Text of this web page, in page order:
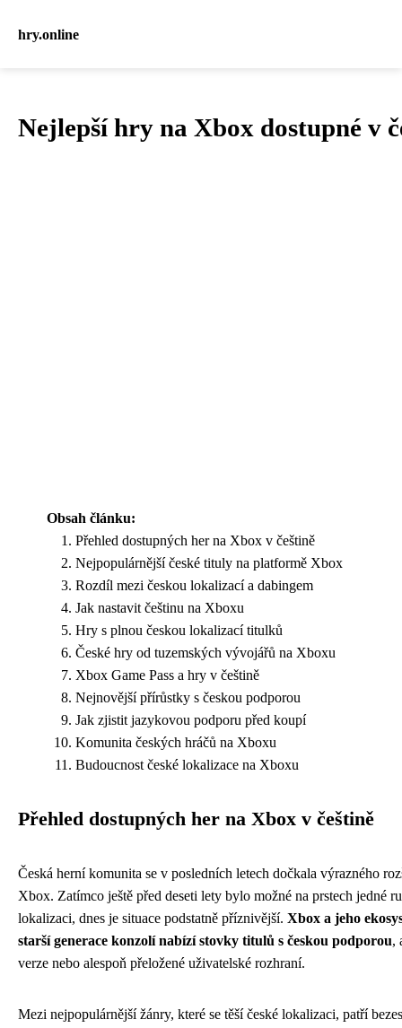
hry.online
Nejlepší hry na Xbox dostupné v
Obsah článku:
Přehled dostupných her na Xbox v češtině
Nejpopulárnější české tituly na platformě Xbox
Rozdíl mezi českou lokalizací a dabingem
Jak nastavit češtinu na Xboxu
Hry s plnou českou lokalizací titulků
České hry od tuzemských vývojářů na Xboxu
Xbox Game Pass a hry v češtině
Nejnovější přírůstky s českou podporou
Jak zjistit jazykovou podporu před koupí
Komunita českých hráčů na Xboxu
Budoucnost české lokalizace na Xboxu
Přehled dostupných her na Xbox v češtině
Česká herní komunita se v posledních letech dočkala výrazného
Xbox. Zatímco ještě před deseti lety bylo možné na prstech jedné
lokalizaci, dnes je situace podstatně příznivější. Xbox a jeho
starší generace konzolí nabízí stovky titulů s českou podporou,
verze nebo alespoň přeložené uživatelské rozhraní.
Mezi nejpopulárnější žánry, které se těší české lokalizaci, patří